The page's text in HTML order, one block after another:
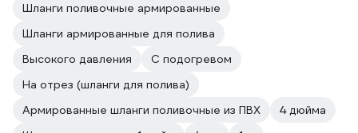
Шланги поливочные армированные
Шланги армированные для полива
Высокого давления
С подогревом
На отрез (шланги для полива)
Армированные шланги поливочные из ПВХ
4 дюйма